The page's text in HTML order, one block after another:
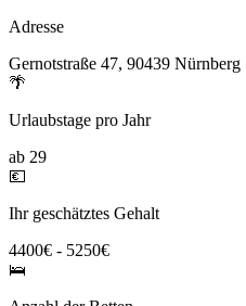
Adresse
Gernotstraße 47, 90439 Nürnberg
🌴
Urlaubstage pro Jahr
ab 29
💶
Ihr geschätztes Gehalt
4400€ - 5250€
🛌